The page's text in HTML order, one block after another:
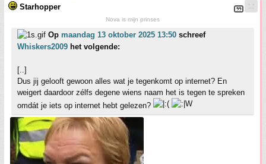
Starhopper
Nova is mijn prinses
Op maandag 13 oktober 2025 13:50 schreef
Whiskers2009 het volgende:
[..]
Dus jij gelooft gewoon alles wat je tegenkomt op internet? En
weigert daardoor zélfs degene wiens naam het is tegen te spreken
omdát je iets op internet hebt gelezen?